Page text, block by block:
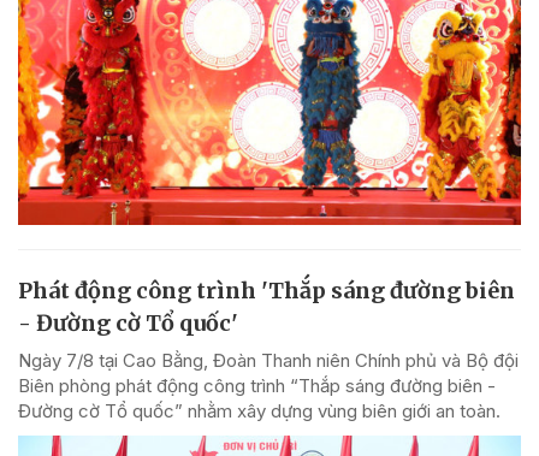
Phát động công trình 'Thắp sáng đường biên
- Đường cờ Tổ quốc'
Ngày 7/8 tại Cao Bằng, Đoàn Thanh niên Chính phủ và Bộ đội
Biên phòng phát động công trình “Thắp sáng đường biên -
Đường cờ Tổ quốc” nhằm xây dựng vùng biên giới an toàn.